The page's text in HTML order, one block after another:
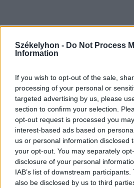
Székelyhon - Do Not Process
Information
If you wish to opt-out of the sale,
processing of your personal or
targeted advertising by us, please
section to confirm your selection.
opt-out request is processed you
interest-based ads based on
us or personal information disclosed
your opt-out. You may separately
disclosure of your personal
IAB’s list of downstream
also be disclosed by us to third
Hasznos
Impresszum
Szerzői jogok
Adatvédelmi tájékoztató
Cookie-kezelési